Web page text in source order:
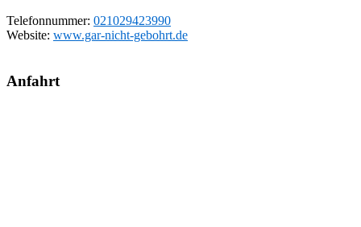
Telefonnummer: 021029423990
Website: www.gar-nicht-gebohrt.de
Anfahrt